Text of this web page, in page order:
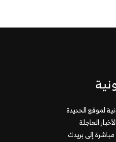
لموقع الحديدة
العاجلة
مباشرة إلى بريدك